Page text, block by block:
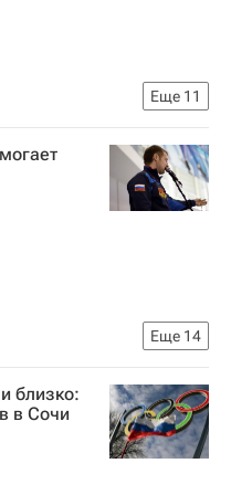
Еще 11
Блоги
Еще 14
Блоги
2018
близко:
в Сочи